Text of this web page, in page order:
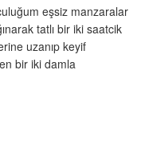
eşsiz manzaralar
tatlı bir iki saatcik
uzanıp keyif
bir iki damla